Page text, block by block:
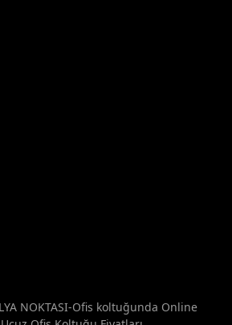
NOKTASI-Ofis koltuğunda Online